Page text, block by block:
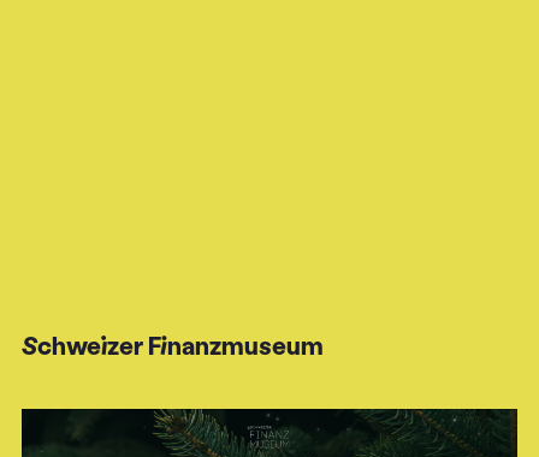
Schweizer Finanzmuseum